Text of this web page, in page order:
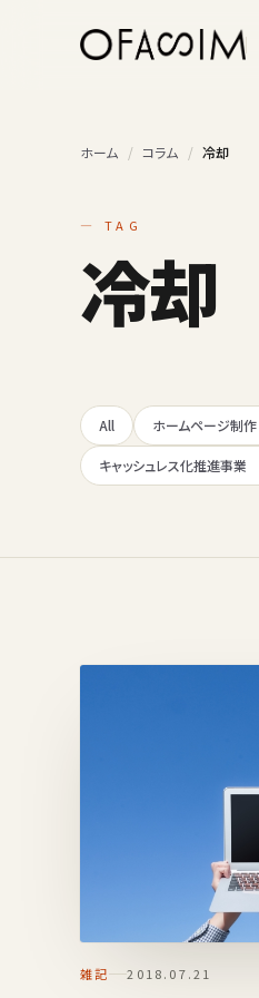
ホーム / コラム / 冷却
— TAG
冷却
All ホームページ制作
キャッシュレス化推進事業
雑記 2018.07.21